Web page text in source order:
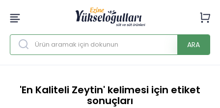
ARA
'En Kaliteli Zeytin' kelimesi için etiket
sonuçları